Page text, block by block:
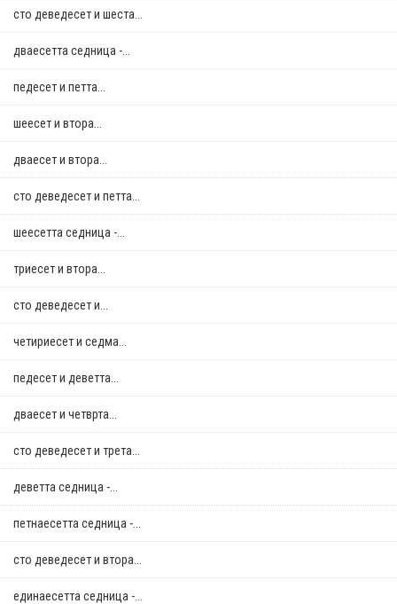
сто деведесет и шеста...
дваесетта седница -...
педесет и петта...
шеесет и втора...
дваесет и втора...
сто деведесет и петта...
шеесетта седница -...
триесет и втора...
сто деведесет и...
четириесет и седма...
педесет и деветта...
дваесет и четврта...
сто деведесет и трета...
деветта седница -...
петнаесетта седница -...
сто деведесет и втора...
единаесетта седница -...